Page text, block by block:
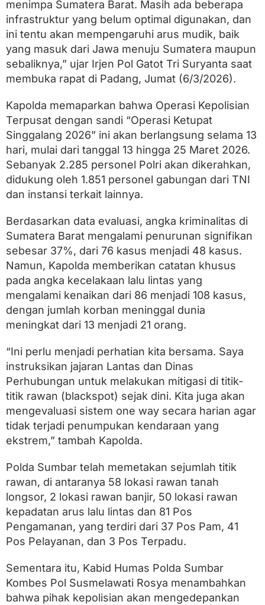
M
u
d
k
d
i
m
a
t
e
r
a
B
a
r
menimpa Sumatera Barat. Masih ada beberapa
infrastruktur yang belum optimal digunakan, dan
ini tentu akan mempengaruhi arus mudik, baik
yang masuk dari Jawa menuju Sumatera maupun
sebaliknya,” ujar Irjen Pol Gatot Tri Suryanta saat
membuka rapat di Padang, Jumat (6/3/2026).
Kapolda memaparkan bahwa Operasi Kepolisian
Terpusat dengan sandi “Operasi Ketupat
Singgalang 2026” ini akan berlangsung selama 13
hari, mulai dari tanggal 13 hingga 25 Maret 2026.
Sebanyak 2.285 personel Polri akan dikerahkan,
didukung oleh 1.851 personel gabungan dari TNI
dan instansi terkait lainnya.
Berdasarkan data evaluasi, angka kriminalitas di
Sumatera Barat mengalami penurunan signifikan
sebesar 37%, dari 76 kasus menjadi 48 kasus.
Namun, Kapolda memberikan catatan khusus
pada angka kecelakaan lalu lintas yang
mengalami kenaikan dari 86 menjadi 108 kasus,
dengan jumlah korban meninggal dunia
meningkat dari 13 menjadi 21 orang.
“Ini perlu menjadi perhatian kita bersama. Saya
instruksikan jajaran Lantas dan Dinas
Perhubungan untuk melakukan mitigasi di titik-
titik rawan (blackspot) sejak dini. Kita juga akan
mengevaluasi sistem one way secara harian agar
tidak terjadi penumpukan kendaraan yang
ekstrem,” tambah Kapolda.
Polda Sumbar telah memetakan sejumlah titik
rawan, di antaranya 58 lokasi rawan tanah
longsor, 2 lokasi rawan banjir, 50 lokasi rawan
kepadatan arus lalu lintas dan 81 Pos
Pengamanan, yang terdiri dari 37 Pos Pam, 41
Pos Pelayanan, dan 3 Pos Terpadu.
Sementara itu, Kabid Humas Polda Sumbar
Kombes Pol Susmelawati Rosya menambahkan
bahwa pihak kepolisian akan mengedepankan